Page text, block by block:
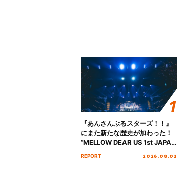
『あんさんぶるスターズ！！』
にまた新たな歴史が加わった！
“MELLOW DEAR US 1st JAPAN
REPORT 2026.08.03